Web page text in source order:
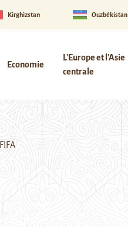
Kirghizstan Ouzbékistan
Economie
L'Europe et l'Asie
centrale
FIFA